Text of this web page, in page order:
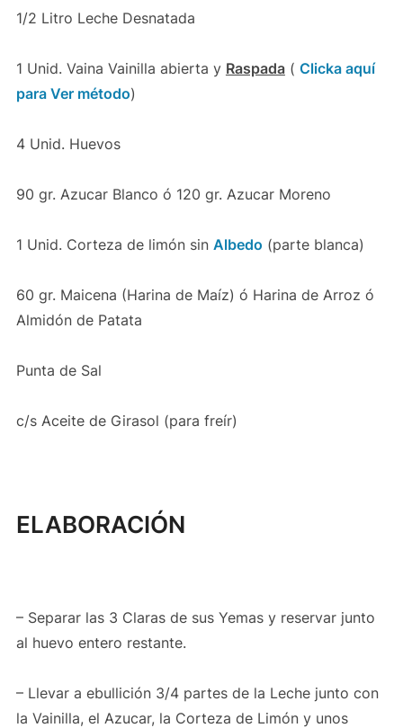
1/2 Litro Leche Desnatada
1 Unid. Vaina Vainilla abierta y Raspada( Clicka aquí
para Ver método)
4 Unid. Huevos
90 gr. Azucar Blanco ó 120 gr. Azucar Moreno
1 Unid. Corteza de limón sin Albedo (parte blanca)
60 gr. Maicena (Harina de Maíz) ó Harina de Arroz ó
Almidón de Patata
Punta de Sal
c/s Aceite de Girasol (para freír)
ELABORACIÓN
– Separar las 3 Claras de sus Yemas y reservar junto
al huevo entero restante.
– Llevar a ebullición 3/4 partes de la Leche junto con
la Vainilla, el Azucar, la Corteza de Limón y unos